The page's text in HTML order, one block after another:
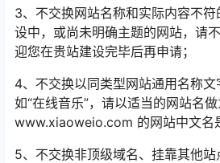
3、不交换网站名称和实际内容不
设中，或尚未明确主题的网站，请
迎您在贵站建设完毕后再申请；
4、不交换以同类型网站通用名称文
如“在线音乐”，请以适当的网站名
www.xiaoweio.com 的网站中文名是
5、不交换非顶级域名、挂靠其他